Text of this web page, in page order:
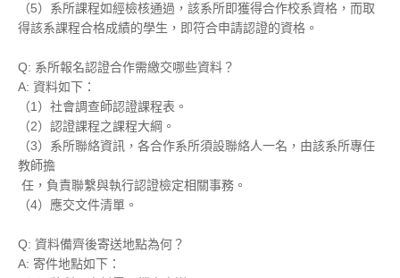
（5）系所課程如經檢核通過，該系所即獲得合作校系資格，而取
得該系課程合格成績的學生，即符合申請認證的資格。
Q: 系所報名認證合作需繳交哪些資料？
A: 資料如下：
（1）社會調查師認證課程表。
（2）認證課程之課程大綱。
（3）系所聯絡資訊，各合作系所須設聯絡人一名，由該系所專任
教師擔
任，負責聯繫與執行認證檢定相關事務。
（4）應交文件清單。
Q: 資料備齊後寄送地點為何？
A: 寄件地點如下：